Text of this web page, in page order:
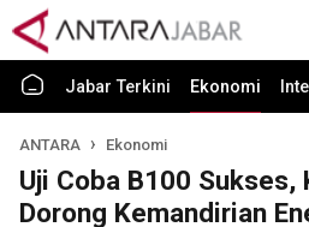
Jabar Terkini Ekonomi
ANTARA Ekonomi
Uji Coba B100 Sukses,
Dorong Kemandirian